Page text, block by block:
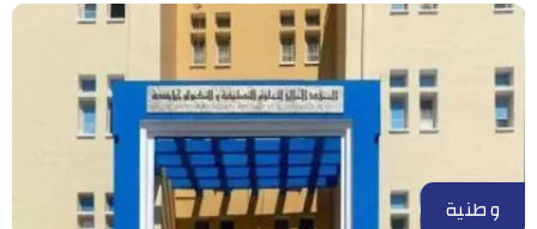
وطنية